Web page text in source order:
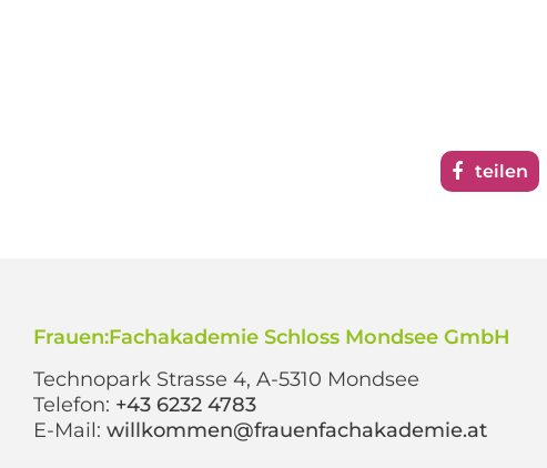
teilen
Frauen:Fachakademie Schloss Mondsee GmbH
Technopark Strasse 4, A-5310 Mondsee
Telefon: +43 6232 4783
E-Mail: willkommen@frauenfachakademie.at